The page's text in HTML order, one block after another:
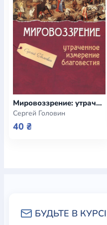
Богослов`яШлюб і сім`я
Супутні товари
ПеріодикаАудіо Ручки
Закладки для книгФутболки
БлокнотиЩоденники /
Вироби з кераміки і глини
Навчальні мапи
Шкіряні
вироби
Міні-лампи
подарунковіПлакати
Подарункові картки
Зошити Фотокартини
Календарі
Мировоззрение: утраченное измерение благовестия (e-book)
Сергей Головин
40 ₴